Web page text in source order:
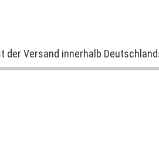
der Versand innerhalb